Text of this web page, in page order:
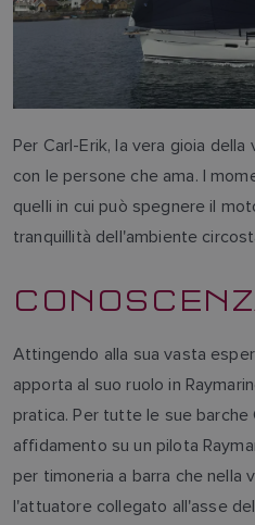
Per Carl-Erik, la vera gioia
con le persone che ama. I
quelli in cui può spegnere il
tranquillità dell'ambiente
Attingendo alla sua vasta
apporta al suo ruolo in
pratica. Per tutte le sue barche
affidamento su un pilota
per timoneria a barra che nella
l'attuatore collegato all'asse